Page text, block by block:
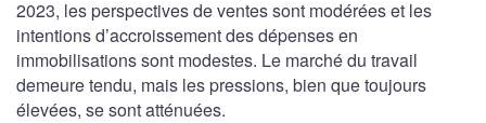
2023, les perspectives de ventes sont modérées et les
intentions d’accroissement des dépenses en
immobilisations sont modestes. Le marché du travail
demeure tendu, mais les pressions, bien que toujours
élevées, se sont atténuées.